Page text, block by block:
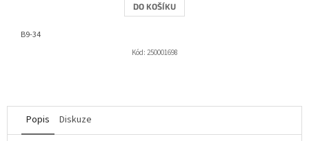
DO KOŠÍKU
B9-34
Kód: 250001698
Popis Diskuze